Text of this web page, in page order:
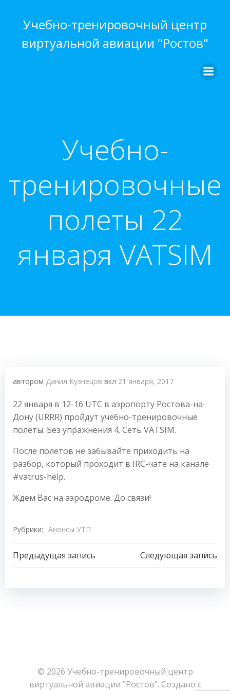
содержимому
Учебно-тренировочный центр
виртуальной авиации "Ростов"
Учебно-
тренировочные
полеты 22
января VATSIM
автором Данил Кузнецов вкл 21 января, 2017
22 января в 12-16 UTC в аэропорту Ростова-на-
Дону (URRR) пройдут учебно-тренировочные
полеты. Без упражнения 4. Сеть VATSIM.
После полетов не забывайте приходить на
разбор, который проходит в IRC-чате на канале
#vatrus-help.
Ждем Вас на аэродроме. До связи!
Рубрики: Анонсы УТП
Навигация
записям
Предыдущая запись
Навигация
записям
Следующая запись
© 2026 Учебно-тренировочный центр
виртуальной авиации "Ростов". Создано с